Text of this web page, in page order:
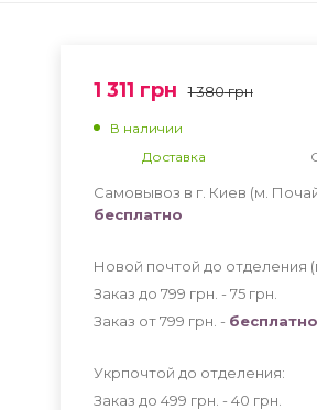
1 311 грн 1 380грн
В наличии
Доставка
Самовывоз в г. Киев (м.
бесплатно
Новой почтой до отделения
Заказ до 799 грн. - 75 грн
Заказ от 799 грн. - бесплатно
Укрпочтой до отделения:
Заказ до 499 грн. - 40 грн